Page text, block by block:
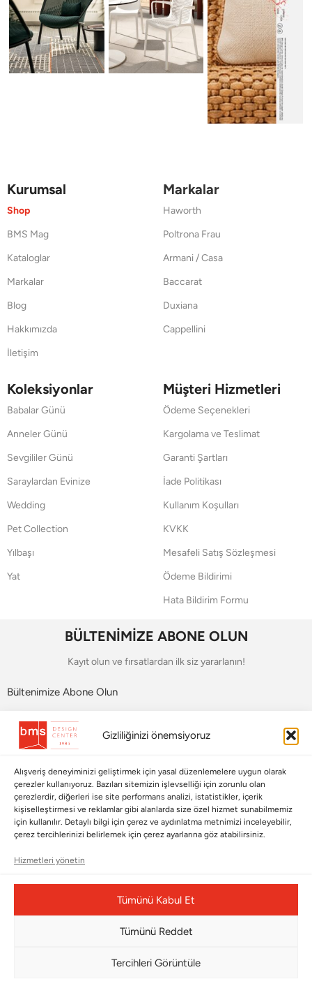
Gizliliğinizi önemsiyoruz
Alışveriş deneyiminizi geliştirmek için yasal düzenlemelere uygun olarak
çerezler kullanıyoruz. Bazıları sitemizin işlevselliği için zorunlu olan
çerezlerdir, diğerleri ise site performans analizi, istatistikler, içerik
kişiselleştirmesi ve reklamlar gibi alanlarda size özel hizmet sunabilmemiz
için kullanılır. Detaylı bilgi için çerez ve aydınlatma metnimizi inceleyebilir,
çerez tercihlerinizi belirlemek için çerez ayarlarına göz atabilirsiniz.
Hizmetleri yönetin
Tümünü Kabul Et
Tümünü Reddet
Tercihleri Görüntüle
Kurumsal
Shop
BMS Mag
Kataloglar
Markalar
Blog
Hakkımızda
İletişim
Markalar
Haworth
Poltrona Frau
Armani / Casa
Baccarat
Duxiana
Cappellini
Koleksiyonlar
Babalar Günü
Anneler Günü
Sevgililer Günü
Saraylardan Evinize
Wedding
Pet Collection
Yılbaşı
Yat
Müşteri Hizmetleri
Ödeme Seçenekleri
Kargolama ve Teslimat
Garanti Şartları
İade Politikası
Kullanım Koşulları
KVKK
Mesafeli Satış Sözleşmesi
Ödeme Bildirimi
Hata Bildirim Formu
BÜLTENİMİZE ABONE OLUN
Kayıt olun ve fırsatlardan ilk siz yararlanın!
Bültenimize Abone Olun
BMS DESIGN CENTER